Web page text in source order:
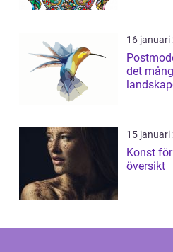
16 januari
det
15 januari
Konst
översikt